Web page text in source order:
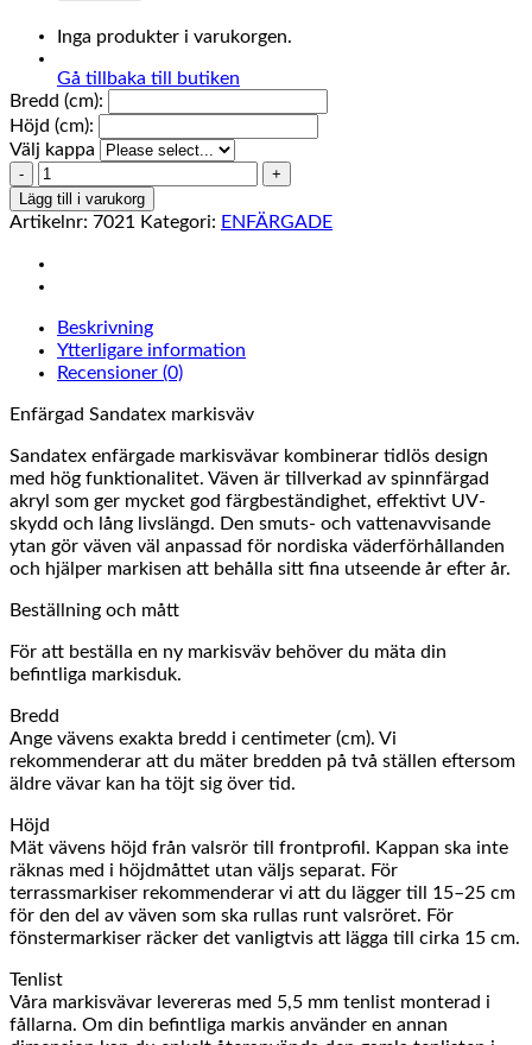
Inga produkter i varukorgen.
Gå tillbaka till butiken
Bredd (cm):
Höjd (cm):
Välj kappa
Sandatex
5422-
14
Lägg till i varukorg
Artikelnr: 7021 Kategori: ENFÄRGADE
Beskrivning
Ytterligare information
Recensioner (0)
Enfärgad Sandatex markisväv
Sandatex enfärgade markisvävar kombinerar tidlös design
med hög funktionalitet. Väven är tillverkad av spinnfärgad
akryl som ger mycket god färgbeständighet, effektivt UV-
skydd och lång livslängd. Den smuts- och vattenavvisande
ytan gör väven väl anpassad för nordiska väderförhållanden
och hjälper markisen att behålla sitt fina utseende år efter år.
Beställning och mått
För att beställa en ny markisväv behöver du mäta din
befintliga markisduk.
Bredd
Ange vävens exakta bredd i centimeter (cm). Vi
rekommenderar att du mäter bredden på två ställen eftersom
äldre vävar kan ha töjt sig över tid.
Höjd
Mät vävens höjd från valsrör till frontprofil. Kappan ska inte
räknas med i höjdmåttet utan väljs separat. För
terrassmarkiser rekommenderar vi att du lägger till 15–25 cm
för den del av väven som ska rullas runt valsröret. För
fönstermarkiser räcker det vanligtvis att lägga till cirka 15 cm.
Tenlist
Våra markisvävar levereras med 5,5 mm tenlist monterad i
fållarna. Om din befintliga markis använder en annan